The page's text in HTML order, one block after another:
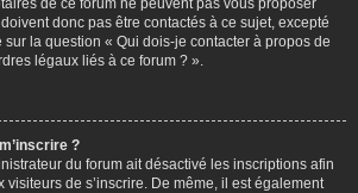
de ce forum ne peuvent pas vous proposer
donc pas être contactés à ce sujet, excepté
sur la question « Qui dois-je contacter à propos de
légaux liés à ce forum ? ».
?
du forum ait désactivé les inscriptions afin
visiteurs de s’inscrire. De même, il est également